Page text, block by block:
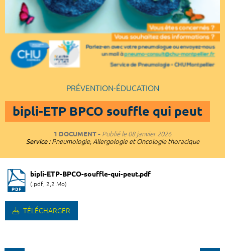
PRÉVENTION-ÉDUCATION
bipli-ETP BPCO souffle qui peut
1 DOCUMENT Publié le08 janvier 2026
Service : Pneumologie, Allergologie et Oncologie thoracique
bipli-ETP-BPCO-souffle-qui-peut.pdf
(.pdf, 2,2 Mo)
TÉLÉCHARGER